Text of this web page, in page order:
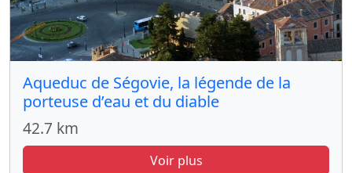
Aqueduc de Ségovie, la légende de la
porteuse d’eau et du diable
42.7 km
Voir plus